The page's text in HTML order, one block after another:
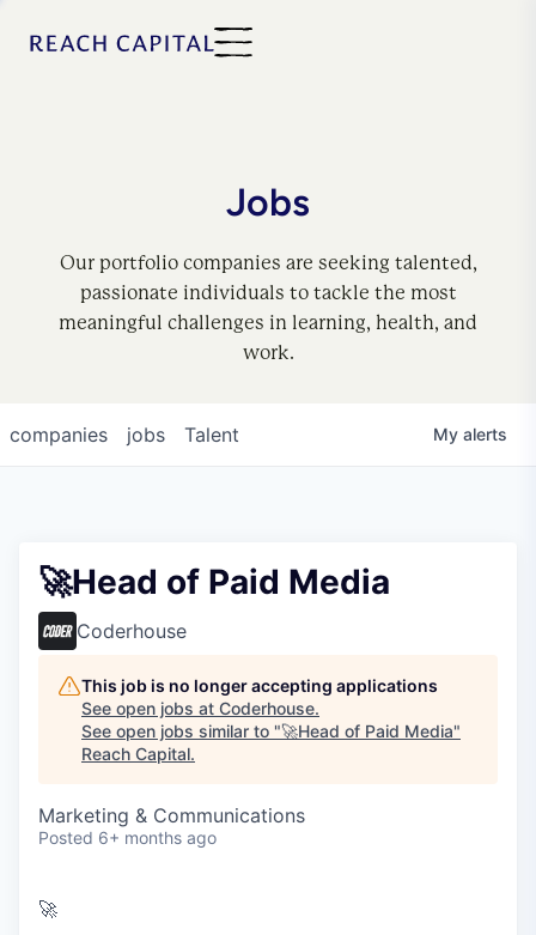
Jobs
Our portfolio companies are seeking talented,
passionate individuals to tackle the most
meaningful challenges in learning, health, and
work.
jobs
companies Talent My alerts
🚀Head of Paid Media
Coderhouse
This job is no longer accepting applications
See open jobs at Coderhouse.
See open jobs similar to "🚀Head of Paid Media"
Reach Capital.
Marketing & Communications
Posted 6+ months ago
🚀